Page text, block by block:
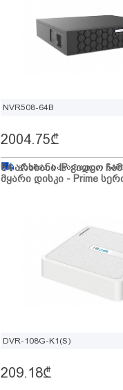
NVR508-64B
64 არხიანი IP ვიდეო
მყარი დისკი - Prime
2004.75₾
გზაშია, სავარაუდო
DVR-108G-K1(S)
209.18₾